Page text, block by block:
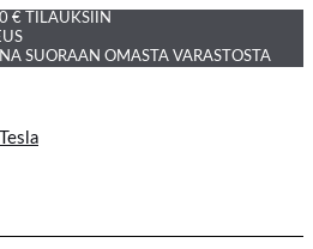
€ TILAUKSIIN
SUORAAN OMASTA VARASTOSTA